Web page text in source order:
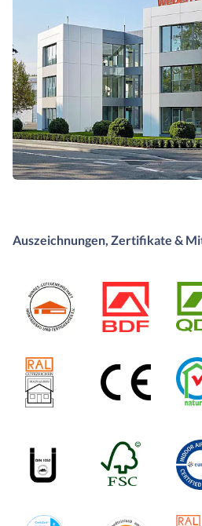
Auszeichnungen, Zertifikate &